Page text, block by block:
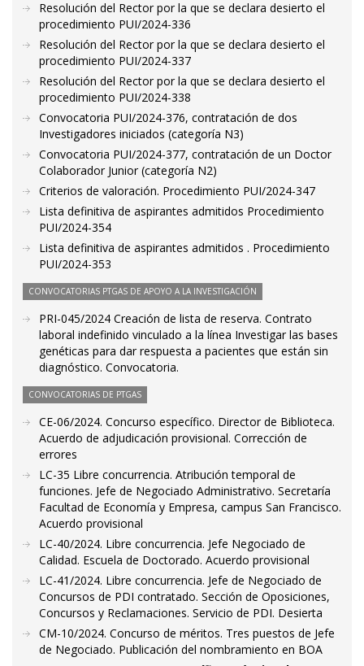
Resolución del Rector por la que se declara desierto el
procedimiento PUI/2024-336
Resolución del Rector por la que se declara desierto el
procedimiento PUI/2024-337
Resolución del Rector por la que se declara desierto el
procedimiento PUI/2024-338
Convocatoria PUI/2024-376, contratación de dos
Investigadores iniciados (categoría N3)
Convocatoria PUI/2024-377, contratación de un Doctor
Colaborador Junior (categoría N2)
Criterios de valoración. Procedimiento PUI/2024-347
Lista definitiva de aspirantes admitidos Procedimiento
PUI/2024-354
Lista definitiva de aspirantes admitidos . Procedimiento
PUI/2024-353
CONVOCATORIAS PTGAS DE APOYO A LA INVESTIGACIÓN
PRI-045/2024 Creación de lista de reserva. Contrato
laboral indefinido vinculado a la línea Investigar las bases
genéticas para dar respuesta a pacientes que están sin
diagnóstico. Convocatoria.
CONVOCATORIAS DE PTGAS
CE-06/2024. Concurso específico. Director de Biblioteca.
Acuerdo de adjudicación provisional. Corrección de
errores
LC-35 Libre concurrencia. Atribución temporal de
funciones. Jefe de Negociado Administrativo. Secretaría
Facultad de Economía y Empresa, campus San Francisco.
Acuerdo provisional
LC-40/2024. Libre concurrencia. Jefe Negociado de
Calidad. Escuela de Doctorado. Acuerdo provisional
LC-41/2024. Libre concurrencia. Jefe de Negociado de
Concursos de PDI contratado. Sección de Oposiciones,
Concursos y Reclamaciones. Servicio de PDI. Desierta
CM-10/2024. Concurso de méritos. Tres puestos de Jefe
de Negociado. Publicación del nombramiento en BOA